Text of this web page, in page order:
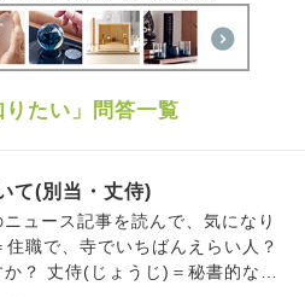
りたい」問答一覧
て(別当・丈侍)
ュース記事を読んで、気になり
？ 丈侍(じょうじ)＝秘書的な